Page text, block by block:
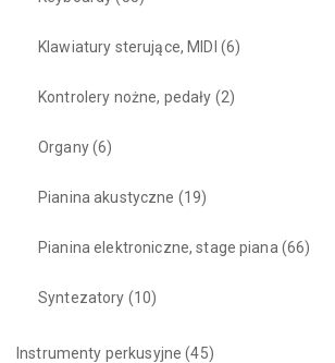
Klawiatury sterujące, MIDI (6)
Kontrolery nożne, pedały (2)
Organy(6)
Pianina akustyczne (19)
Pianina elektroniczne, stage piana (66)
Syntezatory (10)
Instrumenty perkusyjne (45)